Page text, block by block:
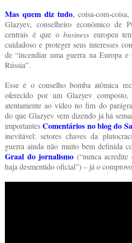
Mas quem diz tudo, coisa-com-
Glazyev, conselheiro econômico de
centrais é que o business europeu
cuidadoso e proteger seus interesses
de “incendiar uma guerra na Europa
Rússia”.
Esse é o conselho bomba atômica
oferecido por um Glazyev
atentamente ao vídeo no fim do
do que Glazyev vem dizendo já há
importantesComentários no blog do
inevitável: setores chaves da
guerra ainda não muito bem definida
Graal do jornalismo (“nunca
haja desmentido oficial”) – já o